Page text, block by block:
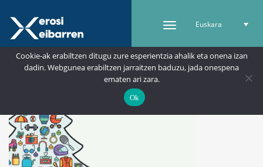
Euskara
Cookie-ak erabiltzen ditugu zure esperientzia ahalik eta onena izan
dadin. Webgunea erabiltzen jarraitzen baduzu, jada onespena
ematen ari zara.
Ok